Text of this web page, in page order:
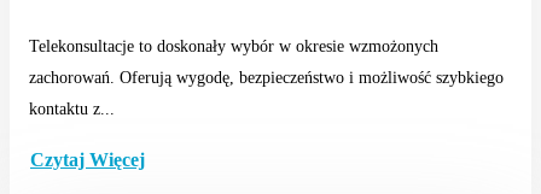
Telekonsultacje to doskonały wybór w okresie wzmożonych
zachorowań. Oferują wygodę, bezpieczeństwo i możliwość szybkiego
kontaktu z...
Czytaj Więcej